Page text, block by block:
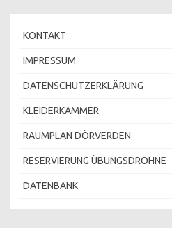
KONTAKT
IMPRESSUM
DATENSCHUTZERKLÄRUNG
KLEIDERKAMMER
RAUMPLAN DÖRVERDEN
RESERVIERUNG ÜBUNGSDROHNE
DATENBANK